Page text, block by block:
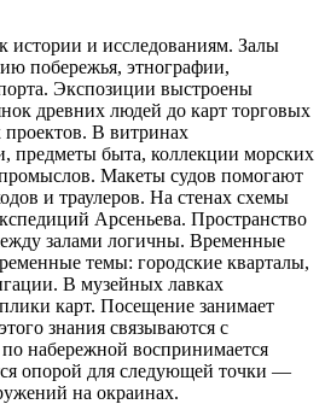
истории и исследованиям. Залы
побережья, этнографии,
Экспозиции выстроены
древних людей до карт торговых
В витринах
предметы быта, коллекции морских
Макеты судов помогают
и траулеров. На стенах схемы
Арсеньева. Пространство
залами логичны. Временные
темы: городские кварталы,
В музейных лавках
карт. Посещение занимает
знания связываются с
набережной воспринимается
опорой для следующей точки —
на окраинах.